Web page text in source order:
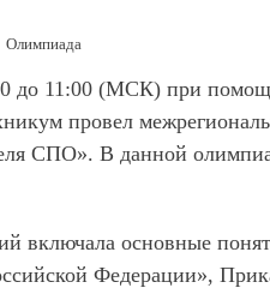
Олимпиада
до 11:00 (МСК) при
провел
СПО». В данной
включала основные
Федерации»,